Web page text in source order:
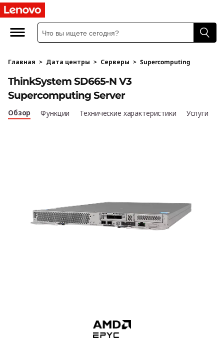
T
h
n
k
S
Главная > Дата центры > Серверы > Supercomputing
ThinkSystem SD665-N V3
Supercomputing Server
Обзор Функции Технические характеристики Услуги